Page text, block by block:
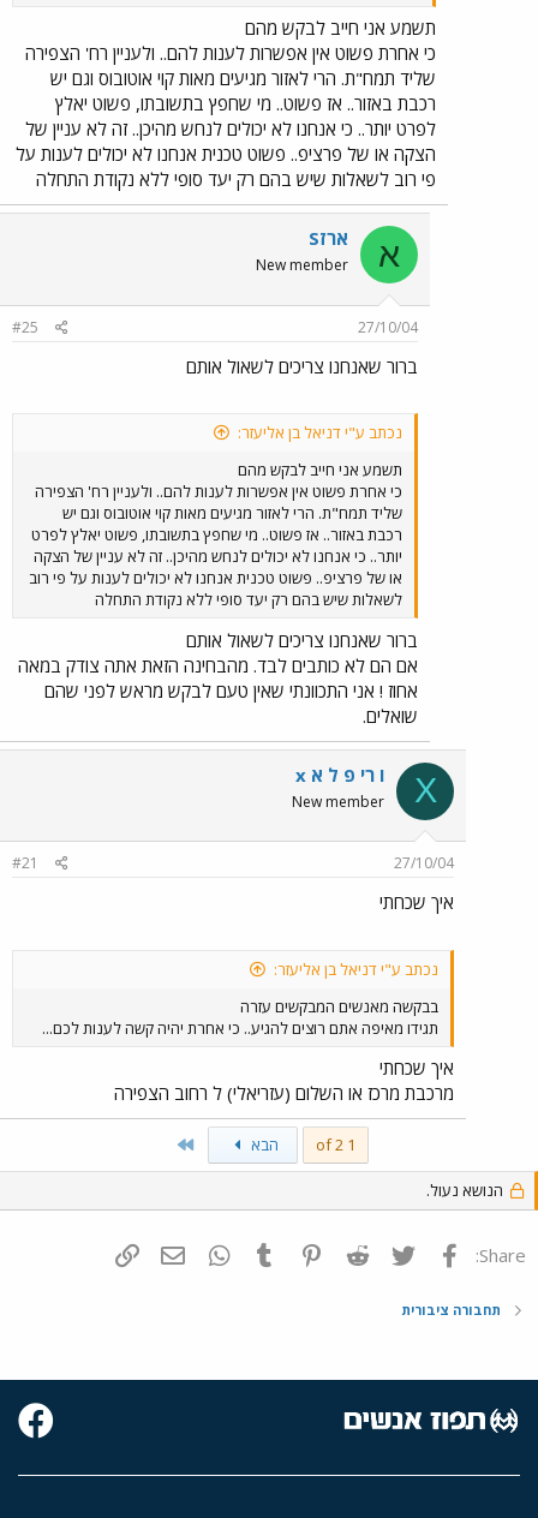
תשמע אני חייב לבקש מהם
כי אחרת פשוט אין אפשרות לענות להם.. ולעניין רח' הצפירה
שליד תמח"ת. הרי לאזור מגיעים מאות קוי אוטובוס וגם יש
רכבת באזור.. אז פשוט.. מי שחפץ בתשובתו, פשוט יאלץ
לפרט יותר.. כי אנחנו לא יכולים לנחש מהיכן.. זה לא עניין של
הצקה או של פרציפ.. פשוט טכנית אנחנו לא יכולים לענות על
פי רוב לשאלות שיש בהם רק יעד סופי ללא נקודת התחלה
א ארזS
New member
27/10/04
#25
ברור שאנחנו צריכים לשאול אותם
נכתב ע"י דניאל בן אליעזר:
תשמע אני חייב לבקש מהם
כי אחרת פשוט אין אפשרות לענות להם.. ולעניין רח' הצפירה
שליד תמח"ת. הרי לאזור מגיעים מאות קוי אוטובוס וגם יש
רכבת באזור.. אז פשוט.. מי שחפץ בתשובתו, פשוט יאלץ לפרט
יותר.. כי אנחנו לא יכולים לנחש מהיכן.. זה לא עניין של הצקה
או של פרציפ.. פשוט טכנית אנחנו לא יכולים לענות על פי רוב
לשאלות שיש בהם רק יעד סופי ללא נקודת התחלה
ברור שאנחנו צריכים לשאול אותם
אם הם לא כותבים לבד. מהבחינה הזאת אתה צודק במאה
אחוז ! אני התכוונתי שאין טעם לבקש מראש לפני שהם
שואלים.
X x ו רי פ ל א
New member
27/10/04
#21
איך שכחתי
נכתב ע"י דניאל בן אליעזר:
בבקשה מאנשים המבקשים עזרה
תגידו מאיפה אתם רוצים להגיע.. כי אחרת יהיה קשה לענות לכם...
איך שכחתי
מרכבת מרכז או השלום (עזריאלי) ל רחוב הצפירה
1 of 2 הבא
הנושא נעול.
Share: פייסבוק Twitter
Reddit
Pinterest
Tumblr
WhatsAppדואר אלקטרוני
תחבורה ציבורית